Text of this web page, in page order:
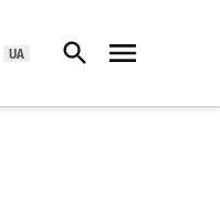
UA Открыть поиск